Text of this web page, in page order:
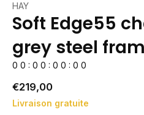
HAY
Soft Edge55
grey steel
0 0 : 0 0 : 0 0 : 0 0
€219,00
Livraison gratuite